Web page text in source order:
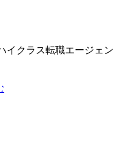
イクラス転職エージェン